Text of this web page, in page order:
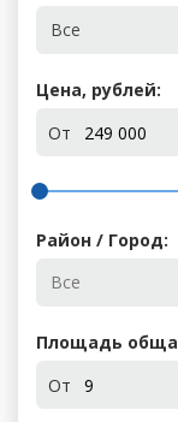
Все
Цена, рублей:
От
Район / Город:
Площадь
От